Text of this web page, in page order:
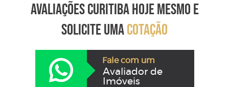
AVALIAÇÕES CURITIBA HOJE MESMO E
SOLICITE UMACOTAÇÃO
Fale com um
Avaliador de
Imóveis